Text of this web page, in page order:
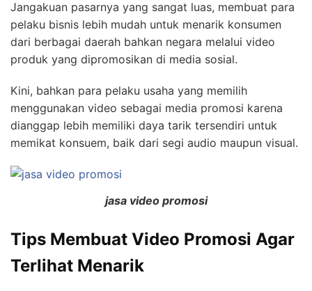
Jangakuan pasarnya yang sangat luas, membuat para
pelaku bisnis lebih mudah untuk menarik konsumen
dari berbagai daerah bahkan negara melalui video
produk yang dipromosikan di media sosial.
Kini, bahkan para pelaku usaha yang memilih
menggunakan video sebagai media promosi karena
dianggap lebih memiliki daya tarik tersendiri untuk
memikat konsuem, baik dari segi audio maupun visual.
jasa video promosi
Tips Membuat Video Promosi Agar
Terlihat Menarik